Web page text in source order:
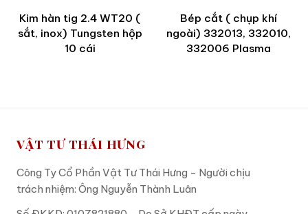
Kim hàn tig 2.4 WT20 (
sắt, inox) Tungsten hộp
10 cái
Bép cắt ( chụp khí
ngoài) 332013, 332010,
332006 Plasma
VẬT TƯ THÁI HƯNG
Công Ty Cổ Phần Vật Tư Thái Hưng - Người chịu
trách nhiệm: Ông Nguyễn Thành Luân